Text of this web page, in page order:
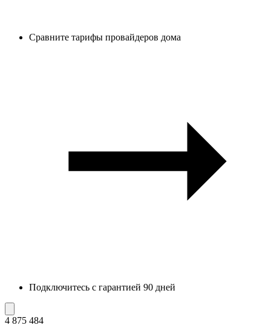
Сравните тарифы провайдеров дома
Подключитесь с гарантией 90 дней
4 875 484